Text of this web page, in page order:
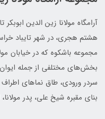
آرامگاه مولانا زین الدین
هشتم هجری، در شهر تایباد
مجموعه باشکوه که در خیابان
بخش‌های مختلفی از جمله
سردر ورودی، طاق نماهای
بنای مقبره شیخ علی، پدر